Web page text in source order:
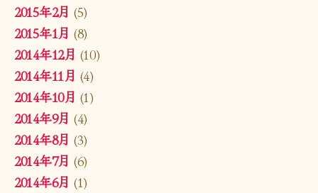
2015年2月 (5)
2015年1月 (8)
2014年12月 (10)
2014年11月 (4)
2014年10月 (1)
2014年9月 (4)
2014年8月 (3)
2014年7月 (6)
2014年6月 (1)